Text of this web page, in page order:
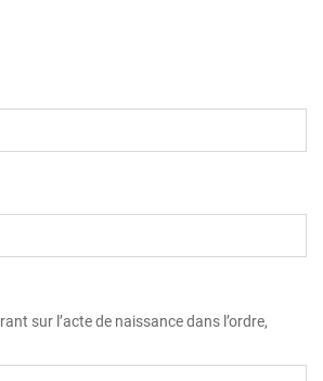
sur l’acte de naissance dans l’ordre,